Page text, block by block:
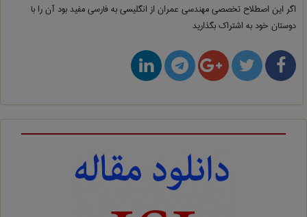
اگر این اصطلاح تخصصیمهندسی عمران از انگلیسی به فارسیمفید بود آن را با
دوستان خود به اشتراک بگذارید